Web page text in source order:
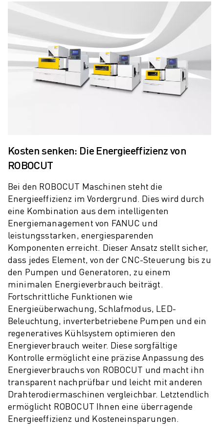
ELEKTRISCHE SPRITZGUSSMASCHINEN
ROBOSHOT ELEKTRISCHE SPRITZGUSSMASCHINEN
ROBOSHOT HARDWARE
ROBOSHOT SOFTWARE
ROBOSHOT NACHHALTIGKEIT
ROBOSHOT ROBOTER-PAKET
ROBOSHOT VORBEUGENDE WARTUNG
ROBOCUT SOFTWARE
ROBOCUT VORBEUGENDE WARTUNG
IIOT-LÖSUNGEN
INTELLIGENTE FABRIKLÖSUNGEN
PRODUKTREGISTRIERUNG » FANUC PORTAL
FALLBEISPIELE
LÖSUNGEN
BRANCHEN
ALLE BRANCHEN
LUFT- UND RAUMFAHRT
AUTOMOBIL
ELEKTRISCHE FAHRZEUGE
ELEKTRONIK
LEBENSMITTEL UND GETRÄNKE
MEDIZIN
KUNSTSTOFFE
LAGERHALTUNG, LOGISTIK, POST & PAKET
APPLIKATIONEN
ALLE APPLIKATIONEN
5-ACHS-BEARBEITUNG
LICHTBOGENSCHWEISSEN
Kosten senken: Die Energieeffizienz von
ROBOCUT
Bei den ROBOCUT Maschinen steht die
Energieeffizienz im Vordergrund. Dies wird durch
eine Kombination aus dem intelligenten
Energiemanagement von FANUC und
leistungsstarken, energiesparenden
Komponenten erreicht. Dieser Ansatz stellt sicher,
dass jedes Element, von der CNC-Steuerung bis zu
den Pumpen und Generatoren, zu einem
minimalen Energieverbrauch beiträgt.
Fortschrittliche Funktionen wie
Energieüberwachung, Schlafmodus, LED-
Beleuchtung, inverterbetriebene Pumpen und ein
regeneratives Kühlsystem optimieren den
Energieverbrauch weiter. Diese sorgfältige
Kontrolle ermöglicht eine präzise Anpassung des
Energieverbrauchs von ROBOCUT und macht ihn
transparent nachprüfbar und leicht mit anderen
Drahterodiermaschinen vergleichbar. Letztendlich
ermöglicht ROBOCUT Ihnen eine überragende
Energieeffizienz und Kosteneinsparungen.